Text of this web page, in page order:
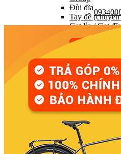
Đùi đĩa
Tay đề (chuyển
Gạt líp / Gạt đĩa
Xích (Sên)
Líp
HỆ THỐNG
Trục giữa
Moay ơ
Vành xe
Săm xe (Ruột
Lốp xe (Vỏ xe)
Nan hoa (Căm)
HỆ THỐNG LÁI
Ghi đông (Tay
Pô tăng